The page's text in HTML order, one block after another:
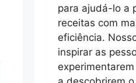
para ajudá-lo a
receitas com
eficiência.
inspirar as